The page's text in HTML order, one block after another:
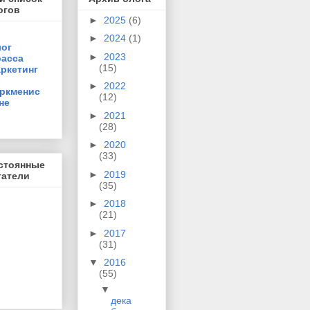
► 2025 (6)
► 2024 (1)
► 2023
(15)
► 2022
(12)
► 2021
(28)
► 2020
(33)
► 2019
(35)
► 2018
(21)
► 2017
(31)
▼ 2016
(55)
▼
дека